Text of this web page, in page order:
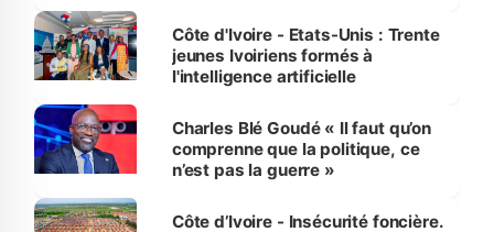
Côte d'Ivoire - Etats-Unis : Trente
jeunes Ivoiriens formés à
l'intelligence artificielle
Charles Blé Goudé « Il faut qu’on
comprenne que la politique, ce
n’est pas la guerre »
Côte d’Ivoire - Insécurité foncière.